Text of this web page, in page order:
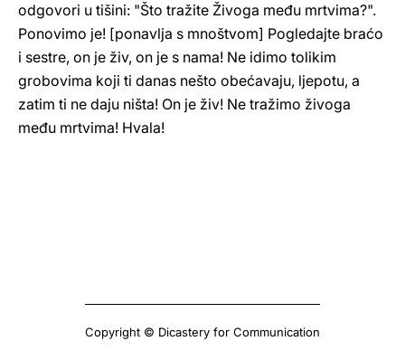
odgovori u tišini: "Što tražite Živoga među mrtvima?".
Ponovimo je! [ponavlja s mnoštvom] Pogledajte braćo
i sestre, on je živ, on je s nama! Ne idimo tolikim
grobovima koji ti danas nešto obećavaju, ljepotu, a
zatim ti ne daju ništa! On je živ! Ne tražimo živoga
među mrtvima! Hvala!
Copyright © Dicastery for Communication